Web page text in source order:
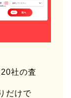
社の査
だけで